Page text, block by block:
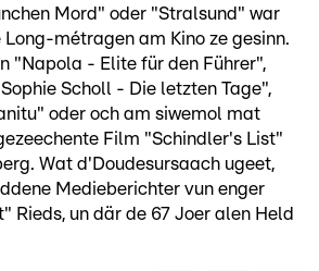
Mord" oder "Stralsund" war
Long-métragen am Kino ze gesinn.
"Napola - Elite für den Führer",
Scholl - Die letzten Tage",
oder och am siwemol mat
Film "Schindler's List"
Wat d'Doudesursaach ugeet,
Medieberichter vun enger
Rieds, un där de 67 Joer alen Held